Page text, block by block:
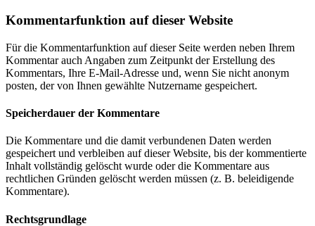
Kommentar­funktion auf dieser Website
Für die Kommentarfunktion auf dieser Seite werden neben Ihrem
Kommentar auch Angaben zum Zeitpunkt der Erstellung des
Kommentars, Ihre E-Mail-Adresse und, wenn Sie nicht anonym
posten, der von Ihnen gewählte Nutzername gespeichert.
Speicherdauer der Kommentare
Die Kommentare und die damit verbundenen Daten werden
gespeichert und verbleiben auf dieser Website, bis der kommentierte
Inhalt vollständig gelöscht wurde oder die Kommentare aus
rechtlichen Gründen gelöscht werden müssen (z. B. beleidigende
Kommentare).
Rechtsgrundlage